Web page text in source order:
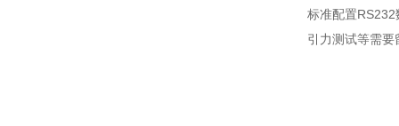
标准配置
引力测试等需